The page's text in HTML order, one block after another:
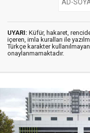
UYARI: Küfür, hakaret,
içeren, imla kuralları ile
Türkçe karakter
onaylanmamaktadır.